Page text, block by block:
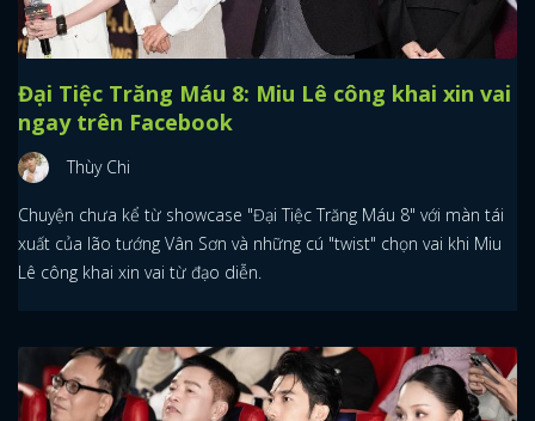
Đại Tiệc Trăng Máu 8: Miu Lê công khai xin vai
ngay trên Facebook
Thùy Chi
Chuyện chưa kể từ showcase "Đại Tiệc Trăng Máu 8" với màn tái
xuất của lão tướng Vân Sơn và những cú "twist" chọn vai khi Miu
Lê công khai xin vai từ đạo diễn.